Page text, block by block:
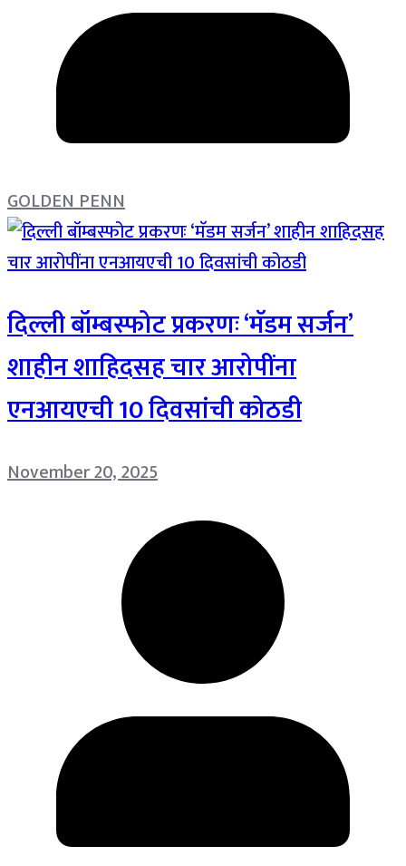
GOLDEN PENN
दिल्ली बॉम्बस्फोट प्रकरणः ‘मॅडम सर्जन’
शाहीन शाहिदसह चार आरोपींना
एनआयएची 10 दिवसांची कोठडी
November 20, 2025